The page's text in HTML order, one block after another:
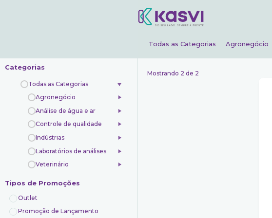
Todas as Categorias Agronegócio
Categorias
Todas as Categorias
Agronegócio
Análise de água e ar
Controle de qualidade
Indústrias
Laboratórios de análises
Veterinário
Tipos de Promoções
Outlet
Promoção de Lançamento
Mostrando 2 de 2